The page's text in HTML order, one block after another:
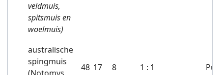
veldmuis,
spitsmuis en
woelmuis)
australische
spingmuis
48 17 8 1 : 1